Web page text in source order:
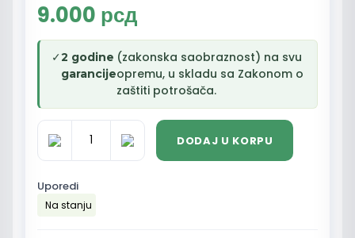
9.000 рсд
✓2 godine
garancije
(zakonska saobraznost) na svu
opremu, u skladu sa Zakonom o
zaštiti potrošača.
KR612D
ZKTeco
čitač
kartica
DODAJ U KORPU
Uporedi
Na stanju